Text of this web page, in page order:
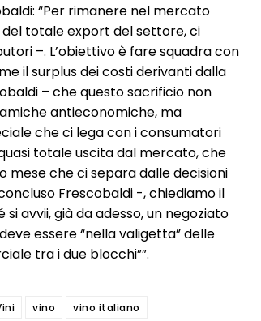
“Per rimanere nel mercato
del totale export del settore, ci
–. L’obiettivo è fare squadra con
il surplus dei costi derivanti dalla
– che questo sacrificio non
antieconomiche, ma
che ci lega con i consumatori
totale uscita dal mercato, che
che ci separa dalle decisioni
Frescobaldi -, chiediamo il
avvii, già da adesso, un negoziato
essere “nella valigetta” delle
tra i due blocchi””.
vino vino italiano